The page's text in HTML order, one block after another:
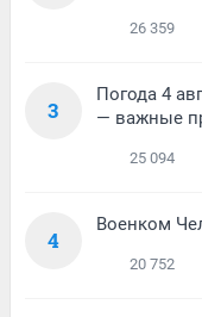
26 359
3
Погода 4
— важные
25 094
4
Военком
20 752